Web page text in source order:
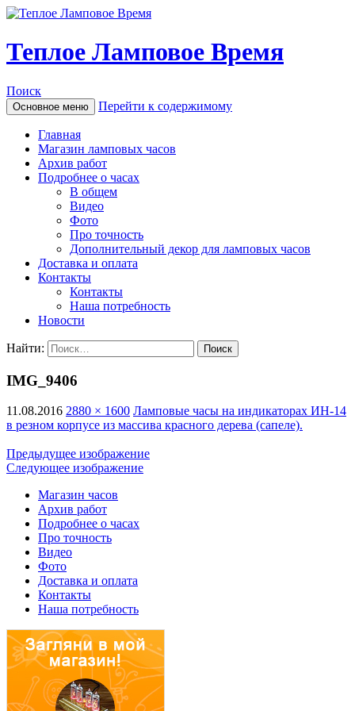
Теплое Ламповое Время
Поиск
Основное меню Перейти к содержимому
Главная
Магазин ламповых часов
Архив работ
Подробнее о часах
В общем
Видео
Фото
Про точность
Дополнительный декор для ламповых часов
Доставка и оплата
Контакты
Контакты
Наша потребность
Новости
Найти:
IMG_9406
11.08.2016 2880 × 1600 Ламповые часы на индикаторах ИН-14
в резном корпусе из массива красного дерева (сапеле).
Предыдущее изображение
Следующее изображение
Магазин часов
Архив работ
Подробнее о часах
Про точность
Видео
Фото
Доставка и оплата
Контакты
Наша потребность